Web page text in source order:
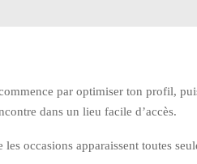
par optimiser ton profil,
dans un lieu facile d’accès.
occasions apparaissent toutes